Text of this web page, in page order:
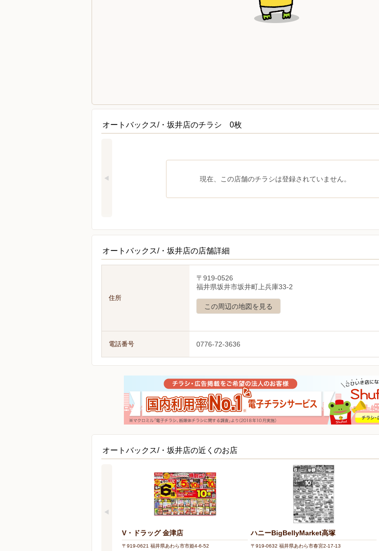
オートバックス/・坂井店のチラシ 0枚
現在、この店舗のチラシは登録されていません。
オートバックス/・坂井店の店舗詳細
住所
〒919-0526
福井県坂井市坂井町上兵庫33-2
この周辺の地図を見る
電話番号 0776-72-3636
オートバックス/・坂井店の近くのお店
V・ドラッグ 金津店
〒919-0621 福井県あわら市市姫4-6-52
ハニーBigBellyMarket高塚
〒919-0632 福井県あわら市春宮2-17-13